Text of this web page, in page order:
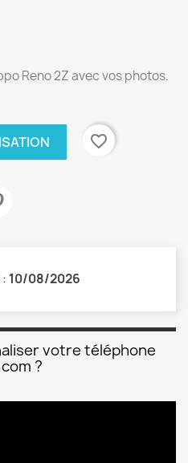
Reno 2Z avec vos photos.
favorite_border
10/08/2026
votre téléphone
?